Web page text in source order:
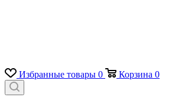
Избранные товары 0 Корзина 0